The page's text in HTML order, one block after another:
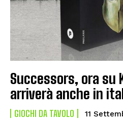
Successors, ora su
arriverà anche in
GIOCHI DA TAVOLO 11